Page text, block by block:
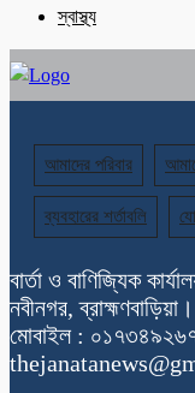
স্বাস্থ্য
আমাদের পরিবার
ব্যবহারের শর্তাবলি
বার্তা ও বাণিজ্যিক
নবীনগর,
মোবাইল :